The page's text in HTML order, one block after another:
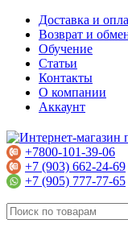
Доставка и
Возврат и
Обучение
Статьи
Контакты
О компании
Аккаунт
+7800-101-39-06
+7 (903) 662-24-69
+7 (905) 777-77-65